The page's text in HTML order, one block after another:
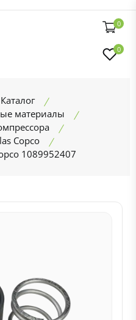
0
0
Каталог
материалы
Copco
1089952407